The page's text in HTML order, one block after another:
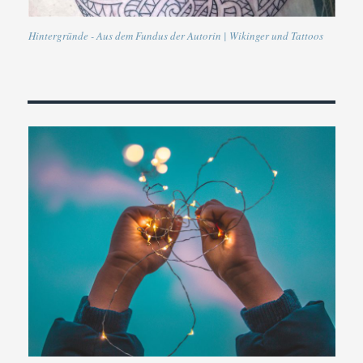
Hintergründe - Aus dem Fundus der Autorin | Wikinger und Tattoos